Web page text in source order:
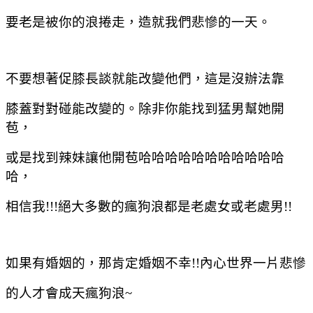
要老是被你的浪捲走，造就我們悲慘的一天。
不要想著促膝長談就能改變他們，這是沒辦法靠
膝蓋對對碰能改變的。除非你能找到猛男幫她開
苞，
或是找到辣妹讓他開苞哈哈哈哈哈哈哈哈哈哈哈
哈，
相信我!!!絕大多數的瘋狗浪都是老處女或老處男!!
如果有婚姻的，那肯定婚姻不幸!!內心世界一片悲慘
的人才會成天瘋狗浪~